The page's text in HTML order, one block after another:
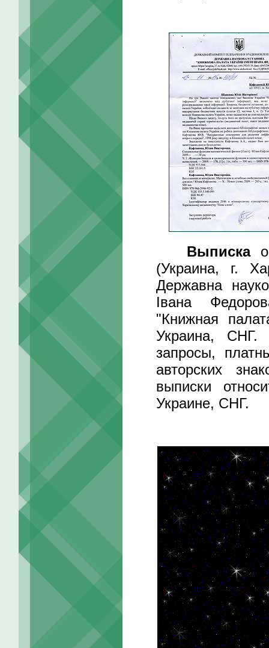
Выпискао
(Украина, г.
Державна
Івана
"Книжная
Украина, СНГ.
запросы,
авторских
выписки
Украине, СНГ.